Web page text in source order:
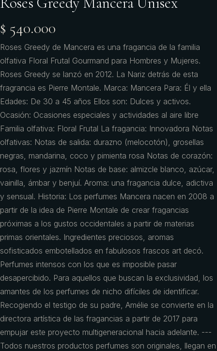
$ 540.000
Roses Greedy de Mancera es una fragancia de la familia
olfativa Floral Frutal Gourmand para Hombres y Mujeres.
Roses Greedy se lanzó en 2012. La Nariz detrás de esta
fragrancia es Pierre Montale. Marca: Mancera Para: Él y ella
Edades: De 30 a 45 años Ellos son: Dulces y activos.
Ocasión: Ocasiones especiales y actividades al aire libre
Familia olfativa: Floral Frutal La fragancia: Innovadora Notas
olfativas: Notas de salida: durazno (melocotón), grosellas
negras, mandarina, coco y pimienta rosa Notas de corazón:
rosa, flores y jazmín Notas de base: almizcle blanco, azúcar,
vainilla, ámbar y benjuí. Aroma: una fragancia dulce, adictiva
y sensual. Historia: Los perfumes Mancera nacen en 2008 a
partir de la idea de Pierre Montale de crear fragancias
próximas a los gustos occidentales a partir de materias
primas orientales. Ingredientes preciosos, aromas
sofisticados embotellados en fabulosos frascos art decó.
Perfumes intensos con los que es imposible pasar
desapercibido. Para aquellos que buscan la exclusividad, los
amantes de los perfumes de nicho difíciles de identificar.
Recogiendo el testigo de su padre, Amélie se convierte en la
directora artística de las fragancias a partir de 2017 para
empujar este proyecto multigeneracional hacia adelante. ---
Todos nuestros productos perfumes son originales, llegan en